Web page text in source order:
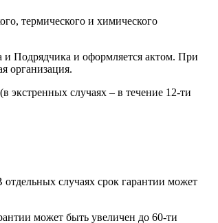
термического и химического
и Подрядчика и оформляется актом. При
организация.
экстренных случаях – в течение 12-ти
случаях срок гарантии может
может быть увеличен до 60-ти